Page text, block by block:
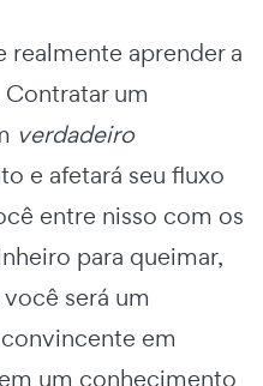
realmente aprender a
um
verdadeiro
e afetará seu fluxo
entre nisso com os
para queimar,
será um
em
um conhecimento